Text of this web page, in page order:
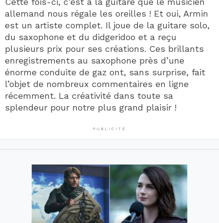
allemand nous régale les oreilles ! Et oui, Armin
est un artiste complet. Il joue de la guitare solo,
du saxophone et du didgeridoo et a reçu
plusieurs prix pour ses créations. Ces brillants
enregistrements au saxophone près d’une
énorme conduite de gaz ont, sans surprise, fait
l’objet de nombreux commentaires en ligne
récemment. La créativité dans toute sa
splendeur pour notre plus grand plaisir !
PUBLICITÉ